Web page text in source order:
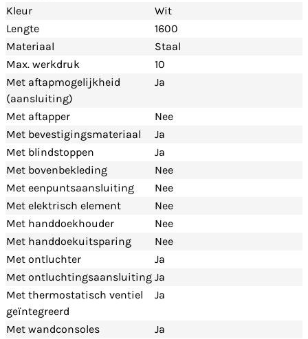
Kleur
Wit
Lengte
1600
Materiaal
Staal
Max. werkdruk
10
Met aftapmogelijkheid
(aansluiting)
Ja
Met aftapper
Nee
Met bevestigingsmateriaal
Ja
Met blindstoppen
Ja
Met bovenbekleding
Nee
Met eenpuntsaansluiting
Nee
Met elektrisch element
Nee
Met handdoekhouder
Nee
Met handdoekuitsparing
Nee
Met ontluchter
Ja
Met ontluchtingsaansluiting Ja
Met thermostatisch ventiel
geïntegreerd
Ja
Met wandconsoles
Ja